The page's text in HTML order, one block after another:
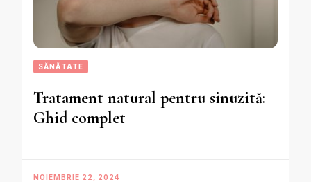
SĂNĂTATE
Tratament natural pentru sinuzită:
Ghid complet
NOIEMBRIE 22, 2024